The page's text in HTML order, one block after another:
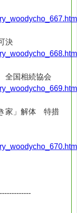
決
全国相続協会
家」解体 特措